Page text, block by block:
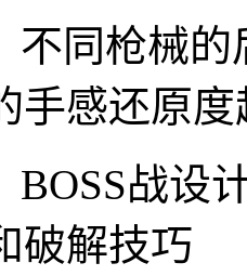
不同枪械的
手感还原度
BOSS战设
破解技巧